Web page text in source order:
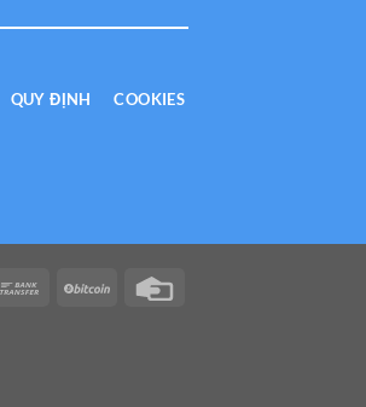
QUY ĐỊNH COOKIES